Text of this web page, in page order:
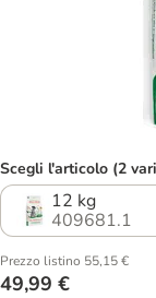
Scegli l'articolo (2
12 kg
409681.1
Prezzo listino 55,15 €
49,99 €